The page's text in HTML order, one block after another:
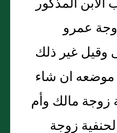
عمرو
وقيل غير ذلك
ان شاء
زوجة مالك وأم
زوجة